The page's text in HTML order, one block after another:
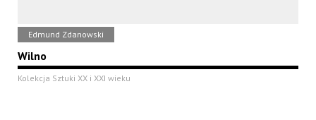
Edmund Zdanowski
Wilno
Kolekcja Sztuki XX i XXI wieku